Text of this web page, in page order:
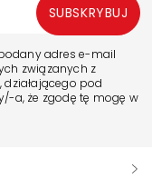
adres e-mail
związanych z
działającego pod
a, że zgodę tę mogę w
SUBSKRYBUJ